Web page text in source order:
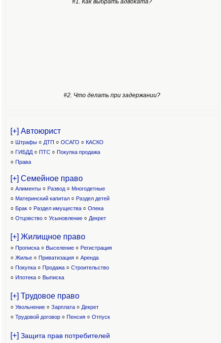
#2. Что делать при задержании?
[+] Автоюрист
○ Штрафы ○ ДТП ○ ОСАГО ○ КАСКО
○ ГИБДД ○ ПТС ○ Покупка продажа
○ Права
[+] Семейное право
○ Алименты ○ Развод ○ Многодетные
○ Материнский капитал○ Раздел детей
○ Брак ○ Раздел имущества ○ Опека
○ Отцовство○ Усыновление ○ Декрет
[+] Жилищное право
○ Прописка ○ Выселение ○ Регистрация
○ Жилье ○ Приватизация ○ Аренда
○ Покупка ○ Продажа ○ Строительство
○ Ипотека ○ Выписка
[+] Трудовое право
○ Увольнение ○ Зарплата ○ Декрет
○ Трудовой договор ○ Пенсия ○ Отпуск
[+] Защита прав потребителей